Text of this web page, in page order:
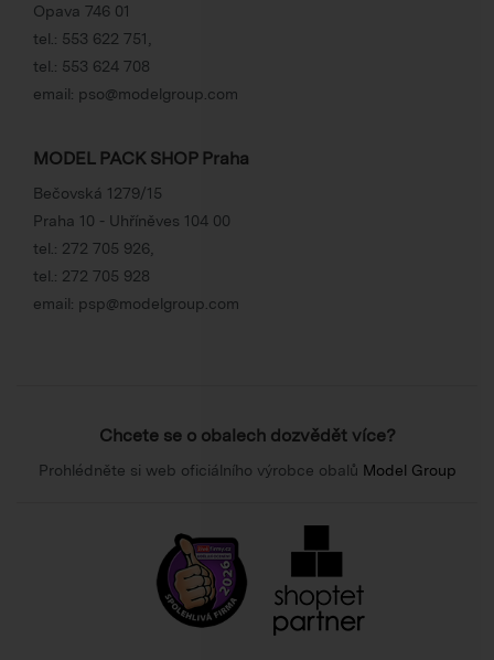
Opava 746 01
tel.: 553 622 751
tel.: 553 624 708
email: pso@modelgroup.com
MODEL PACK SHOP Praha
Bečovská 1279/15
Praha 10 - Uhříněves 104 00
tel.: 272 705 926
tel.: 272 705 928
email: psp@modelgroup.com
Chcete se o obalech dozvědět více?
Prohlédněte si web oficiálního výrobce obalů Model Group